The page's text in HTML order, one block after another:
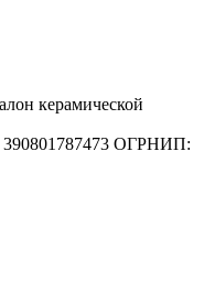
керамической
ОГРНИП: